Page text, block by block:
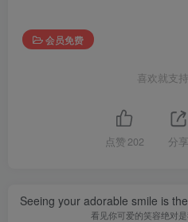
会员免费
喜欢就支
点赞 202 分享
Seeing your adorable smile is
看见你可爱的笑容绝对